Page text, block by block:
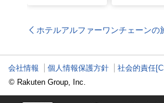
味しさ
ホテルアルファーワンチェーンの
会社情報 個人情報保護方針 社会的責任
© Rakuten Group, Inc.